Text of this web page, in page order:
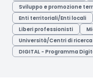
Sviluppo e promozione
Enti territoriali/Enti locali
Liberi professionisti
Università/Centri di ricerca
DIGITAL - Programma